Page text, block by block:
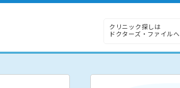
クリニック探しは
ドクターズ・ファイルへ